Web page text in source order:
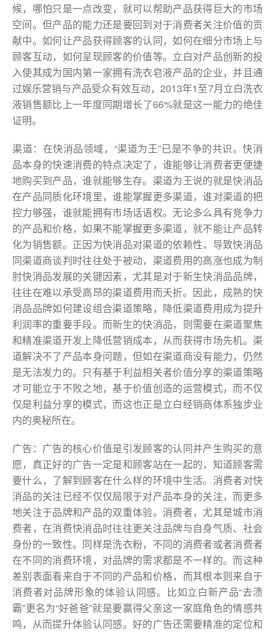
候，哪怕只是一点改变，就可以帮助产品获得巨大的市场
空间。但产品的能力还是要回到对于消费者关注价值的贡
献中。如何让产品获得顾客的认同，如何在细分市场上与
顾客互动，如何呈现顾客的价值等。立白对产品创新的投
入使其成为国内第一家拥有洗衣皂液产品的企业，并且通
过娱乐营销与产品受众有效互动，2013年1至7月立白洗衣
液销售额比上一年度同期增长了66%就是这一能力的绝佳
证明。
渠道：在快消品领域，“渠道为王”已是不争的共识。快消
品本身的快速消费的特点决定了，谁能够让消费者更便捷
地购买到产品，谁就能够生存。渠道为王说的就是快消品
在产品同质化环境里，谁能掌握更多渠道，谁对渠道的把
控力够强，谁就能拥有市场话语权。无论多么具有竞争力
的产品和价格，如果不能掌握更多渠道，就不能让产品转
化为销售额。正因为快消品对渠道的依赖性，导致快消品
同渠道商谈判时往往处于被动，渠道费用的高涨也成为制
肘快消品发展的关键因素，尤其是对于新生快消品品牌，
往往在难以承受高昂的渠道费用而夭折。因此，成熟的快
消品品牌如何建设组合渠道策略，降低渠道费用成为提升
利润率的重要手段。而新生的快消品，则需要在渠道聚焦
和精准渠道开发上降低营销成本，从而获得市场先机。渠
道解决不了产品本身问题，但如在渠道商没有能力，仍然
是无法发力的。只有基于利益相关者价值分享的渠道策略
才可能立于不败之地，基于价值创造的运营模式，而不仅
仅是利益分享的模式，而这也正是立白经销商体系独步业
内的奥秘所在。
广告：广告的核心价值是引发顾客的认同并产生购买的意
愿，真正好的广告一定是和顾客站在一起的，知道顾客需
要什么，了解到顾客在什么样的环境中生活。消费者对快
消品的关注已经不仅仅局限于对产品本身的关注，而更多
地关注于品牌和产品的双重体验。消费者，尤其是城市消
费者，在消费快消品时往往更关注品牌与自身气质、社会
身份的一致性。同样是洗衣粉，不同的消费者或者消费者
在不同的消费环境，对品牌的需求都是不一样的。而这种
差别表面看来自于不同的产品和价格，而其根本则来自于
消费者对品牌形象的体验认同感。比如立白新产品“去渍
霸”更名为“好爸爸”就是要赢得父亲这一家庭角色的情感共
鸣，从而提升体验认同感。好的广告还需要精准的定位和